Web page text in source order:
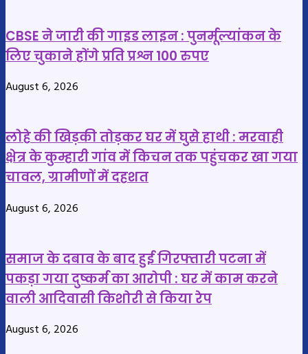
भीषण
गर्मी
बरतें
जरूरतमंदों
का
बनें
सहारा,
पशु-
पक्षियों
प्रति
भी
दायित्व
निभाने
की
पड़ा
भारी,
SP
अंकिता
ने
दो
प्रधान
आरक्षकों
को
CBSE ने जारी की गाइड लाइन : पुनर्मूल्यांकन के
लिए चुकाने होंगे प्रति प्रश्न 100 रुपए
August 6, 2026
लोहे की खिड़की तोड़कर घर में घुसे हाथी : मरवाही
क्षेत्र के कुम्हारी गांव में किचन तक पहुंचकर खा गया
चावल, ग्रामीणों में दहशत
August 6, 2026
समाज के दबाव के बाद हुई गिरफ्तारी पटना में
पकड़ा गया दुष्कर्म का आरोपी : घर में काम करने
वाली आदिवासी किशोरी से किया रेप
August 6, 2026